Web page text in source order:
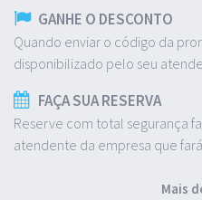
GANHE O DESCONTO
Quando enviar o código da
disponibilizado pelo seu
FAÇA SUA RESERVA
Reserve com total segurança
atendente da empresa que
Mais